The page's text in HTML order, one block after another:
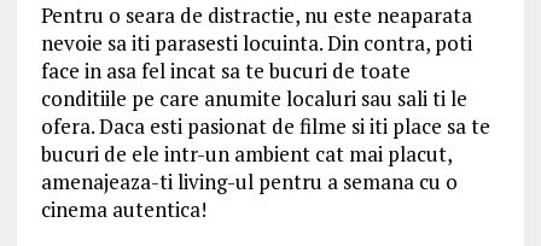
Pentru o seara de distractie, nu este neaparata
nevoie sa iti parasesti locuinta. Din contra, poti
face in asa fel incat sa te bucuri de toate
conditiile pe care anumite localuri sau sali ti le
ofera. Daca esti pasionat de filme si iti place sa te
bucuri de ele intr-un ambient cat mai placut,
amenajeaza-ti living-ul pentru a semana cu o
cinema autentica!